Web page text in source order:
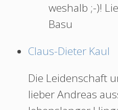
weshalb ;-)!
Basu
Claus-Dieter Kaul
Die Leidenschaft
lieber Andreas